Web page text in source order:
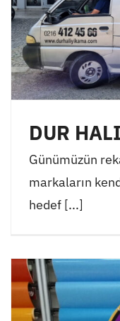
DUR
Günümüzün
markaların
hedef [...]